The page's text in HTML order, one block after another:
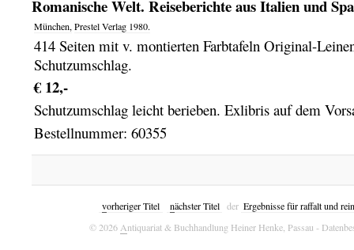
Romanische Welt. Reiseberichte aus Italien und
München, Prestel Verlag 1980.
414 Seiten mit v. montierten Farbtafeln Original-
Schutzumschlag.
€ 12,-
Schutzumschlag leicht berieben. Exlibris auf dem
Bestellnummer: 60355
vorheriger Titel nächster Titel der Ergebnisse für raffalt und
© 2026Antiquariat & Buchhandlung Heiner Henke, Passau -